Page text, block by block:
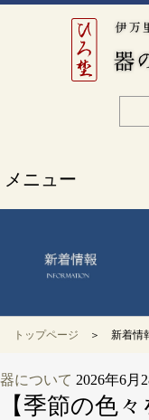
メニュー
トップページ ＞ 新着情
器について 2026年6月
【季節の色